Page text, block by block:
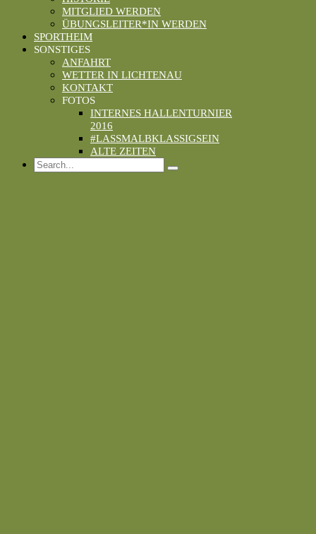
MITGLIED WERDEN
ÜBUNGSLEITER*IN WERDEN
SPORTHEIM
SONSTIGES
ANFAHRT
WETTER IN LICHTENAU
KONTAKT
FOTOS
INTERNES HALLENTURNIER
2016
#LASSMALBKLASSIGSEIN
ALTE ZEITEN
Search